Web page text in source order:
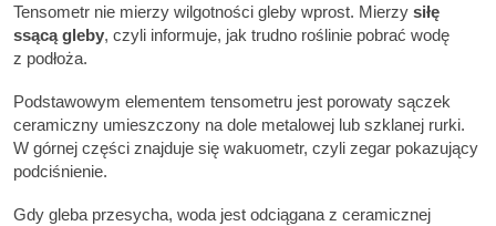
Tensometr nie mierzy wilgotności gleby wprost. Mierzy siłę
ssącą gleby, czyli informuje, jak trudno roślinie pobrać wodę
z podłoża.
Podstawowym elementem tensometru jest porowaty sączek
ceramiczny umieszczony na dole metalowej lub szklanej rurki.
W górnej części znajduje się wakuometr, czyli zegar pokazujący
podciśnienie.
Gdy gleba przesycha, woda jest odciągana z ceramicznej